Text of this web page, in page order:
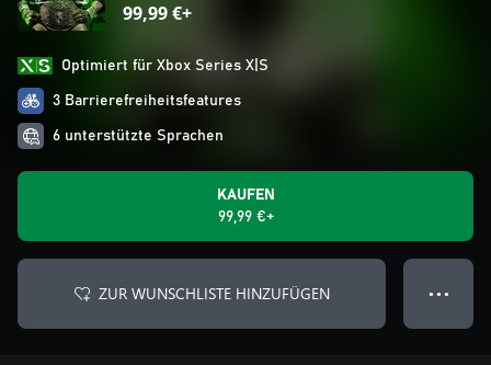
99,99 €+
Optimiert für Xbox Series X|S
3 Barrierefreiheitsfeatures
6 unterstützte Sprachen
KAUFEN
99,99 €+
ZUR WUNSCHLISTE HINZUFÜGEN ● ● ●